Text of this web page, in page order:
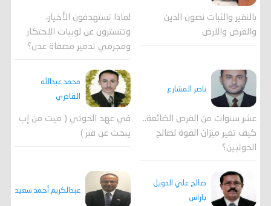
بالنفير والثبات نصون الدين
والعرض والارض
لماذا تستهدفون الأخيار،
وتتسترون عن لوبيات الاحتكار
ومجرمي تدمير مصفاة عدن؟
ناصر المشارع
عشر سنوات من الفرص الضائعة..
كيف تغير ميزان القوة لصالح
الحوثيين؟
محمد عبدالله
القادري
في عهد الحوثي ( ميت من إب
يبحث عن قبر )
صالح علي الدويل
باراس
عبدالكريم أحمد سعيد